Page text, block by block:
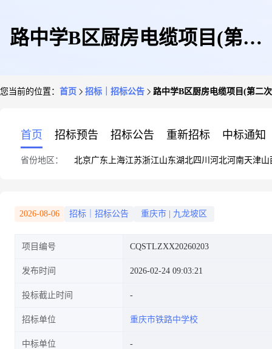
路中学B区厨房电缆项目(第二
您当前的位置： 首页 招标｜招标公告 路中学B区厨房电缆项目(第二
首页 招标预告 招标公告 重新招标 中标通知
省份地区： 北京广东 上海江苏浙江山东湖北四川 河北河南天津山
2026-08-06 招标｜招标公告 重庆市 九龙坡区
项目编号 CQSTLZXX20260203
发布时间 2026-02-24 09:03:21
投标截止时间
招标单位 重庆市铁路中学校
中标单位